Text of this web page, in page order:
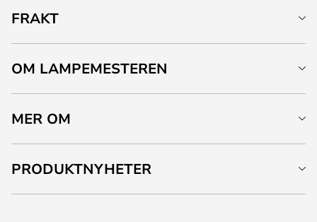
FRAKT
OM LAMPEMESTEREN
MER OM
PRODUKTNYHETER